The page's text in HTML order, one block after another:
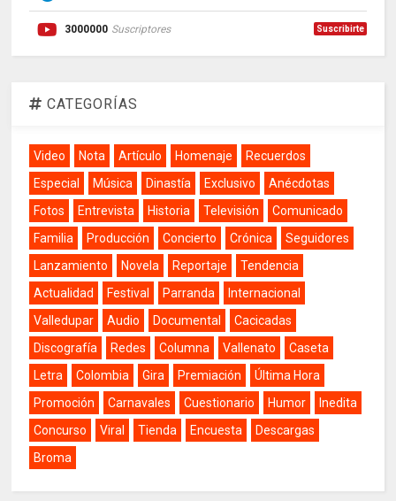
3000000 Suscriptores Suscribirte
CATEGORÍAS
Video Nota Artículo Homenaje
Recuerdos
Especial
Música Dinastía Exclusivo
Anécdotas
Fotos
Entrevista Historia Televisión
Comunicado
Familia
Producción Concierto Crónica
Seguidores
Lanzamiento
Novela Reportaje
Tendencia
Actualidad
Festival Parranda
Internacional
Valledupar
Audio Documental
Cacicadas
Discografía
Redes Columna Vallenato
Caseta
Letra
Colombia Gira Premiación
Última Hora
Promoción
Carnavales Cuestionario Humor
Inedita
Concurso
Viral Tienda Encuesta
Descargas
Broma